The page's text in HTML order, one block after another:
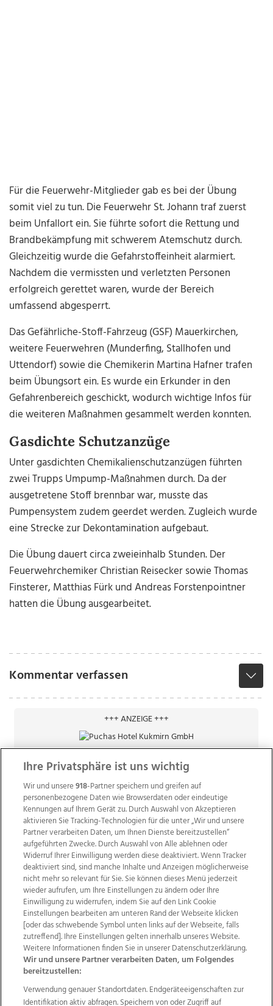
Für die Feuerwehr-Mitglieder gab es bei der Übung
somit viel zu tun. Die Feuerwehr St. Johann traf zuerst
beim Unfallort ein. Sie führte sofort die Rettung und
Brandbekämpfung mit schwerem Atemschutz durch.
Gleichzeitig wurde die Gefahrstoffeinheit alarmiert.
Nachdem die vermissten und verletzten Personen
erfolgreich gerettet waren, wurde der Bereich
umfassend abgesperrt.
Das Gefährliche-Stoff-Fahrzeug (GSF) Mauerkirchen,
weitere Feuerwehren (Munderfing, Stallhofen und
Uttendorf) sowie die Chemikerin Martina Hafner trafen
beim Übungsort ein. Es wurde ein Erkunder in den
Gefahrenbereich geschickt, wodurch wichtige Infos für
die weiteren Maßnahmen gesammelt werden konnten.
Gasdichte Schutzanzüge
Unter gasdichten Chemikalienschutzanzügen führten
zwei Trupps Umpump-Maßnahmen durch. Da der
ausgetretene Stoff brennbar war, musste das
Pumpensystem zudem geerdet werden. Zugleich wurde
eine Strecke zur Dekontamination aufgebaut.
Die Übung dauert circa zweieinhalb Stunden. Der
Feuerwehrchemiker Christian Reisecker sowie Thomas
Finsterer, Matthias Fürk und Andreas Forstenpointner
hatten die Übung ausgearbeitet.
Kommentar verfassen
+++ ANZEIGE +++
Wir über uns Mediadaten Kontakt
Jobs
Datenschutz
Impressum
AGB Anzeigekunden
AGB Website
Ehrenkodex Politische Werbung
Weitere Angebote des Medienhauses Wimmer
Ihre Privatsphäre ist uns wichtig
Wir und unsere918-Partner speichern und greifen auf
personenbezogene Daten wie Browserdaten oder eindeutige
Kennungen auf Ihrem Gerät zu. Durch Auswahl von Akzeptieren
aktivieren Sie Tracking-Technologien für die unter „Wir und unsere
Partner verarbeiten Daten, um Ihnen Dienste bereitzustellen“
aufgeführten Zwecke. Durch Auswahl von Alle ablehnen oder
Widerruf Ihrer Einwilligung werden diese deaktiviert. Wenn Tracker
deaktiviert sind, sind manche Inhalte und Anzeigen möglicherweise
nicht mehr so relevant für Sie. Sie können dieses Menü jederzeit
wieder aufrufen, um Ihre Einstellungen zu ändern oder Ihre
Einwilligung zu widerrufen, indem Sie auf den Link Cookie
Einstellungen bearbeiten am unteren Rand der Webseite klicken
[oder das schwebende Symbol unten links auf der Webseite, falls
zutreffend]. Ihre Einstellungen gelten innerhalb unseres Website.
Weitere Informationen finden Sie in unserer Datenschutzerklärung.
Wir und unsere Partner verarbeiten Daten, um Folgendes
bereitzustellen:
Verwendung genauer Standortdaten. Endgeräteeigenschaften zur
Identifikation aktiv abfragen. Speichern von oder Zugriff auf